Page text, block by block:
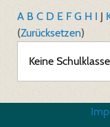
A B C D E FG H I J
(Zurücksetzen)
Keine